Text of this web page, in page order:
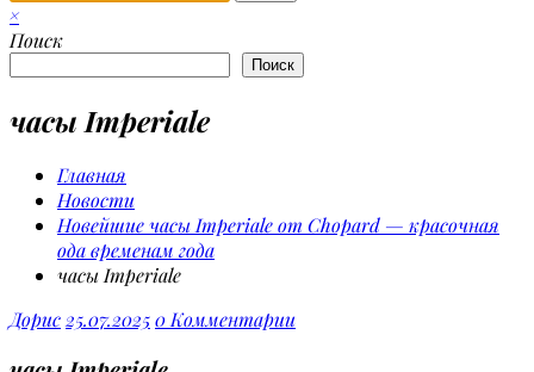
×
Поиск
Поиск
часы Imperiale
Главная
Новости
Новейшие часы Imperiale от Chopard — красочная
ода временам года
часы Imperiale
Дорис25.07.20250 Комментарии